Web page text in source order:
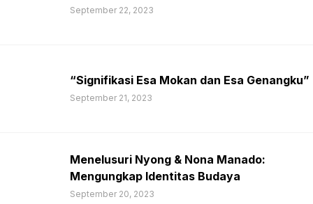
September 22, 2023
“Signifikasi Esa Mokan dan Esa Genangku”
September 21, 2023
Menelusuri Nyong & Nona Manado:
Mengungkap Identitas Budaya
September 20, 2023